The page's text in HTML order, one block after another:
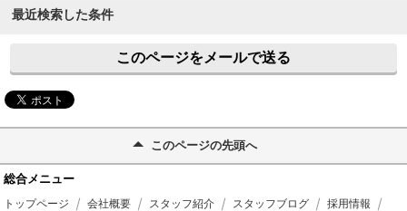
最近検索した条件
このページをメールで送る
このページの先頭へ
総合メニュー
トップページ 会社概要 スタッフ紹介 スタッフブログ
採用情報